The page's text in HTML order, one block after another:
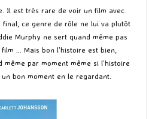
Il est très rare de voir un film avec
final, ce genre de rôle ne lui va plutôt
Murphy ne sert quand même pas
… Mais bon l’histoire est bien,
même par moment même si l’histoire
bon moment en le regardant.